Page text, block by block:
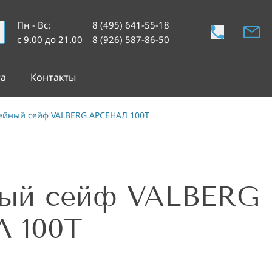
Пн - Вс:
с 9.00 до 21.00
8 (495) 641-55-18
8 (926) 587-86-50
Контакты
сейф VALBERG АРСЕНАЛ 100Т
сейф VALBERG